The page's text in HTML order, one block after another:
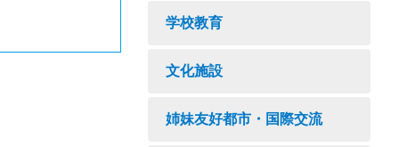
学校教育
文化施設
姉妹友好都市・国際交流